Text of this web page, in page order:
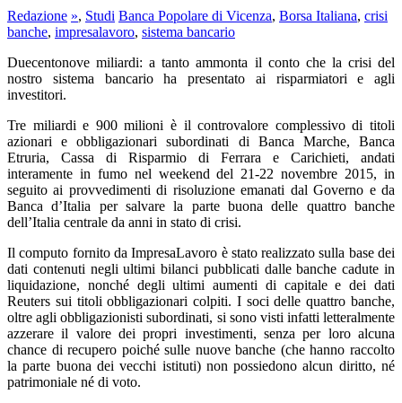
Redazione », Studi Banca Popolare di Vicenza, Borsa Italiana, crisi
banche, impresalavoro, sistema bancario
Duecentonove miliardi: a tanto ammonta il conto che la crisi del
nostro sistema bancario ha presentato ai risparmiatori e agli
investitori.
Tre miliardi e 900 milioni è il controvalore complessivo di titoli
azionari e obbligazionari subordinati di Banca Marche, Banca
Etruria, Cassa di Risparmio di Ferrara e Carichieti, andati
interamente in fumo nel weekend del 21-22 novembre 2015, in
seguito ai provvedimenti di risoluzione emanati dal Governo e da
Banca d’Italia per salvare la parte buona delle quattro banche
dell’Italia centrale da anni in stato di crisi.
Il computo fornito da ImpresaLavoro è stato realizzato sulla base dei
dati contenuti negli ultimi bilanci pubblicati dalle banche cadute in
liquidazione, nonché degli ultimi aumenti di capitale e dei dati
Reuters sui titoli obbligazionari colpiti. I soci delle quattro banche,
oltre agli obbligazionisti subordinati, si sono visti infatti letteralmente
azzerare il valore dei propri investimenti, senza per loro alcuna
chance di recupero poiché sulle nuove banche (che hanno raccolto
la parte buona dei vecchi istituti) non possiedono alcun diritto, né
patrimoniale né di voto.